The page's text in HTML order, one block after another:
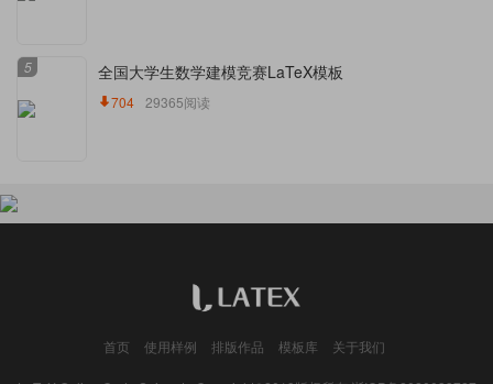
5 全国大学生数学建模竞赛LaTeX模板
704 29365阅读
首页 使用样例 排版作品 模板库 关于我们